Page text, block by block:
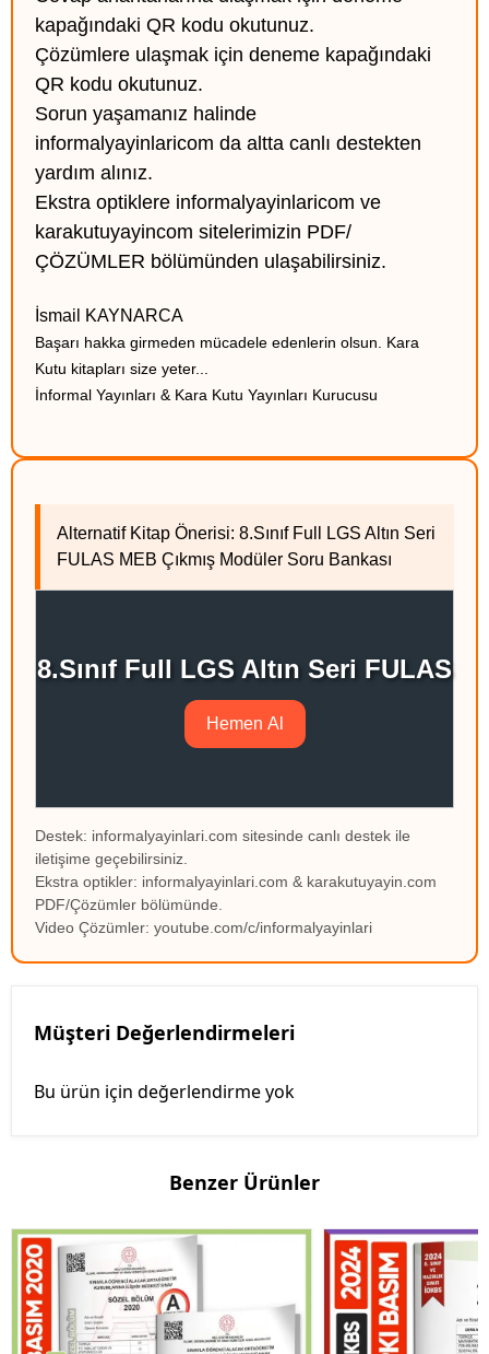
kapağındaki QR kodu okutunuz.
Çözümlere ulaşmak için deneme kapağındaki
QR kodu okutunuz.
Sorun yaşamanız halinde
informalyayinlaricom da altta canlı destekten
yardım alınız.
Ekstra optiklere informalyayinlaricom ve
karakutuyayincom sitelerimizin PDF/
ÇÖZÜMLER bölümünden ulaşabilirsiniz.
İsmail KAYNARCA
Başarı hakka girmeden mücadele edenlerin olsun. Kara
Kutu kitapları size yeter...
İnformal Yayınları & Kara Kutu Yayınları Kurucusu
Alternatif Kitap Önerisi: 8.Sınıf Full LGS Altın Seri
FULAS MEB Çıkmış Modüler Soru Bankası
8.Sınıf Full LGS Altın Seri FULAS
Hemen Al
Destek: informalyayinlari.com sitesinde canlı destek ile
iletişime geçebilirsiniz.
Ekstra optikler: informalyayinlari.com & karakutuyayin.com
PDF/Çözümler bölümünde.
Video Çözümler: youtube.com/c/informalyayinlari
Müşteri Değerlendirmeleri
Bu ürün için değerlendirme yok
Benzer Ürünler